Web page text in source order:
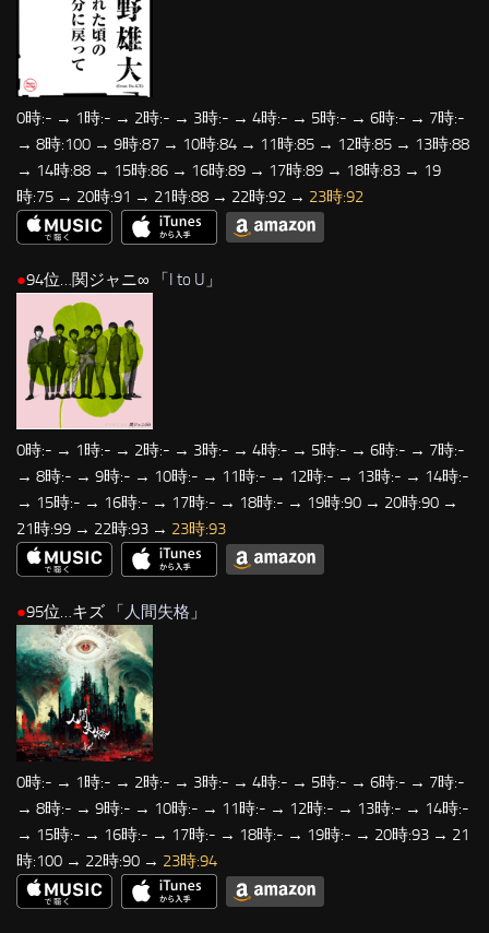
0時:- → 1時:- → 2時:- → 3時:- → 4時:- → 5時:- → 6時:- → 7時:-
→ 8時:100 → 9時:87 → 10時:84 → 11時:85 → 12時:85 → 13時:88
→ 14時:88 → 15時:86 → 16時:89 → 17時:89 → 18時:83 → 19
時:75 → 20時:91 → 21時:88 → 22時:92 → 23時:92
●94位…関ジャニ∞ 「I to U 」
0時:- → 1時:- → 2時:- → 3時:- → 4時:- → 5時:- → 6時:- → 7時:-
→ 8時:- → 9時:- → 10時:- → 11時:- → 12時:- → 13時:- → 14時:-
→ 15時:- → 16時:- → 17時:- → 18時:- → 19時:90 → 20時:90 →
21時:99 → 22時:93 → 23時:93
●95位…キズ 「人間失格 」
0時:- → 1時:- → 2時:- → 3時:- → 4時:- → 5時:- → 6時:- → 7時:-
→ 8時:- → 9時:- → 10時:- → 11時:- → 12時:- → 13時:- → 14時:-
→ 15時:- → 16時:- → 17時:- → 18時:- → 19時:- → 20時:93 → 21
時:100 → 22時:90 → 23時:94